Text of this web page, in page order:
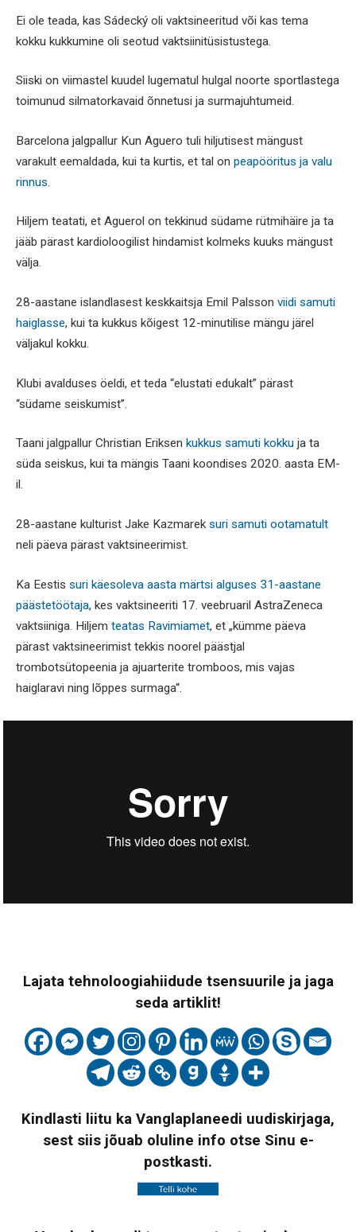
Ei ole teada, kas Sádecký oli vaktsineeritud või kas tema
kokku kukkumine oli seotud vaktsiinitüsistustega.
Siiski on viimastel kuudel lugematul hulgal noorte sportlastega
toimunud silmatorkavaid õnnetusi ja surmajuhtumeid.
Barcelona jalgpallur Kun Aguero tuli hiljutisest mängust
varakult eemaldada, kui ta kurtis, et tal on peapööritus ja valu
rinnus.
Hiljem teatati, et Aguerol on tekkinud südame rütmihäire ja ta
jääb pärast kardioloogilist hindamist kolmeks kuuks mängust
välja.
28-aastane islandlasest keskkaitsja Emil Palsson viidi samuti
haiglasse, kui ta kukkus kõigest 12-minutilise mängu järel
väljakul kokku.
Klubi avalduses öeldi, et teda “elustati edukalt” pärast
“südame seiskumist”.
Taani jalgpallur Christian Eriksen kukkus samuti kokku ja ta
süda seiskus, kui ta mängis Taani koondises 2020. aasta EM-
il.
28-aastane kulturist Jake Kazmareksuri samuti ootamatult
neli päeva pärast vaktsineerimist.
Ka Eestis suri käesoleva aasta märtsi alguses 31-aastane
päästetöötaja, kes vaktsineeriti 17. veebruaril AstraZeneca
vaktsiiniga. Hiljem teatas Ravimiamet, et „kümme päeva
pärast vaktsineerimist tekkis noorel päästjal
trombotsütopeenia ja ajuarterite tromboos, mis vajas
haiglaravi ning lõppes surmaga“.
Lajata tehnoloogiahiidude tsensuurile ja jaga
seda artiklit!
Kindlasti liitu ka Vanglaplaneedi uudiskirjaga,
sest siis jõuab oluline info otse Sinu e-
postkasti.